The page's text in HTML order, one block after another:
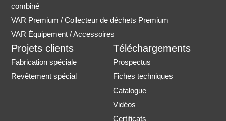
combiné
VAR Premium / Collecteur de déchets Premium
VAR Équipement / Accessoires
Projets clients
Fabrication spéciale
Revêtement spécial
Téléchargements
Prospectus
Fiches techniques
Catalogue
Vidéos
Certificats